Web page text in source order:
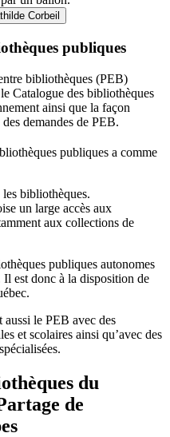
Corbeil
publiques
bibliothèques (PEB)
Catalogue des bibliothèques
ainsi que la façon
demandes de PEB.
publiques a comme
bibliothèques.
un large accès aux
aux collections de
èques publiques autonomes
est donc à la disposition de
ébec.
aussi le PEB avec des
et scolaires ainsi qu’avec des
du
de